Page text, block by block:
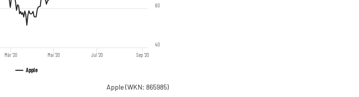
Apple
Mär '20 Mai '20 Jul '20 Sep '20
40
60
Apple(WKN: 865985)